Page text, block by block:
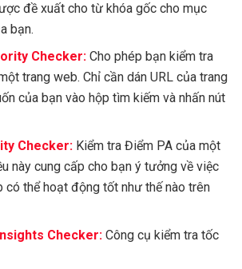
đề xuất cho từ khóa gốc cho mục
bạn.
Checker: Cho phép bạn kiểm tra
trang web. Chỉ cần dán URL của trang
của bạn vào hộp tìm kiếm và nhấn nút
Checker: Kiểm tra Điểm PA của một
này cung cấp cho bạn ý tưởng về việc
có thể hoạt động tốt như thế nào trên
Checker: Công cụ kiểm tra tốc